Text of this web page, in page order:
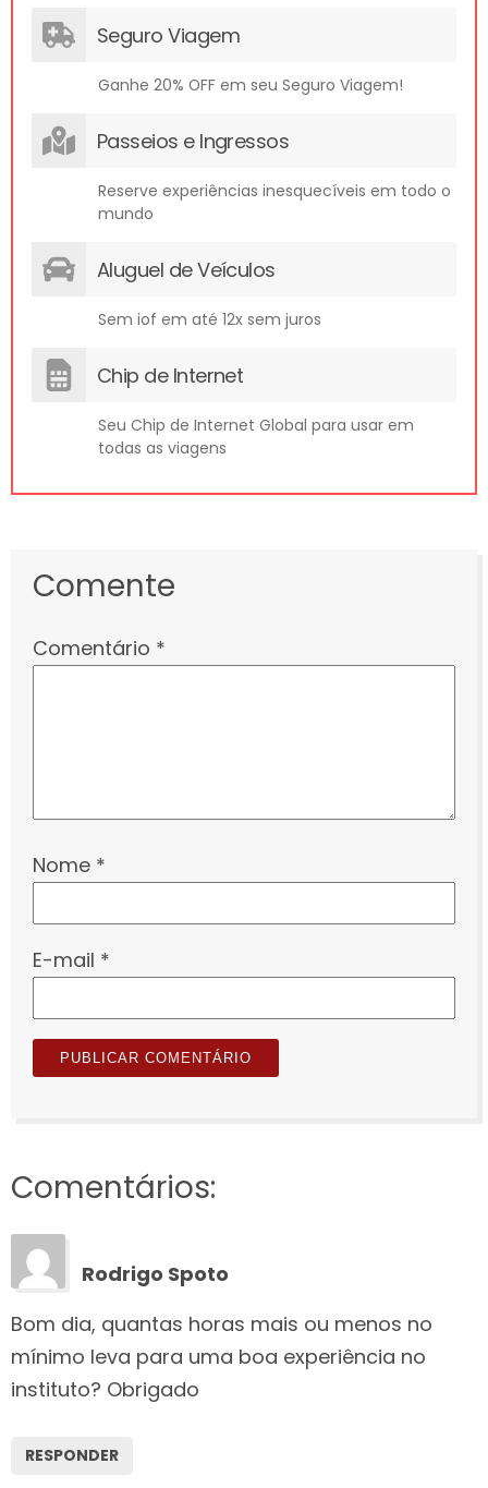
Seguro Viagem
Ganhe 20% OFF em seu Seguro Viagem!
Passeios e Ingressos
Reserve experiências inesquecíveis em todo o
mundo
Aluguel de Veículos
Sem iof em até 12x sem juros
Chip de Internet
Seu Chip de Internet Global para usar em
todas as viagens
Comente
Comentário *
Nome *
E-mail *
Comentários:
Rodrigo Spoto
Bom dia, quantas horas mais ou menos no
mínimo leva para uma boa experiência no
instituto? Obrigado
RESPONDER